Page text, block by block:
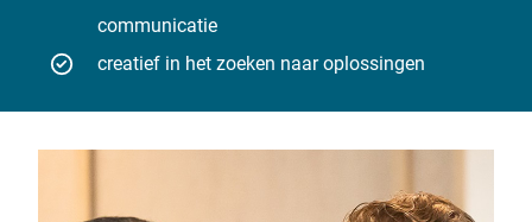
communicatie
creatief in het zoeken naar oplossingen